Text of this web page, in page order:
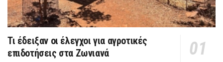
Τι έδειξαν οι έλεγχοι για αγροτικές
επιδοτήσεις στα Ζωνιανά